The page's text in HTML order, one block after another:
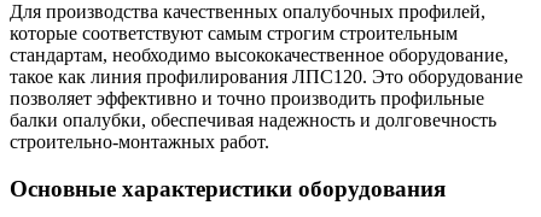
Для производства качественных опалубочных профилей,
которые соответствуют самым строгим строительным
стандартам, необходимо высококачественное оборудование,
такое как линия профилирования ЛПС120. Это оборудование
позволяет эффективно и точно производить профильные
балки опалубки, обеспечивая надежность и долговечность
строительно-монтажных работ.
Основные характеристики оборудования